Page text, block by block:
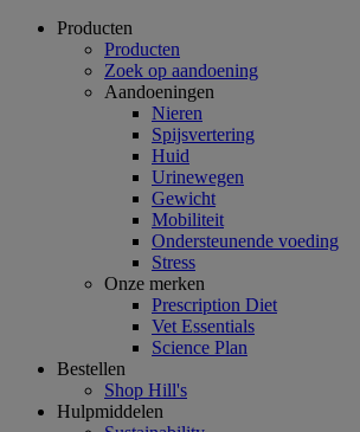
Producten
Producten
Zoek op aandoening
Aandoeningen
Nieren
Spijsvertering
Huid
Urinewegen
Gewicht
Mobiliteit
Ondersteunende voeding
Stress
Onze merken
Prescription Diet
Vet Essentials
Science Plan
Bestellen
Shop Hill's
Hulpmiddelen